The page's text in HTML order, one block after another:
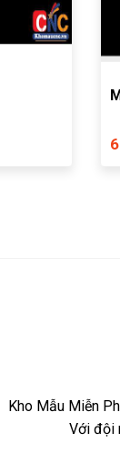
Kho Mẫu Miễn
Với đội